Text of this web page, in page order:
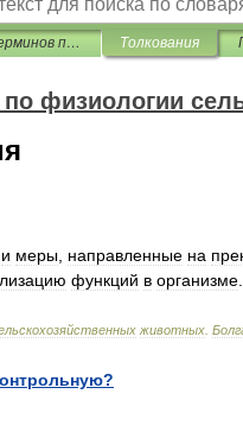
Словарь терминов по физиологии сельскохозяйственных животных Толкования
физиологии
и меры направленные на
функций в организме
животных